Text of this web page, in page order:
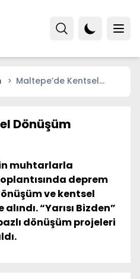
Maltepe’de Kentsel
Dönüşüm
muhtarlarla
deprem
ve kentsel
“Yarısı Bizden”
dönüşüm projeleri